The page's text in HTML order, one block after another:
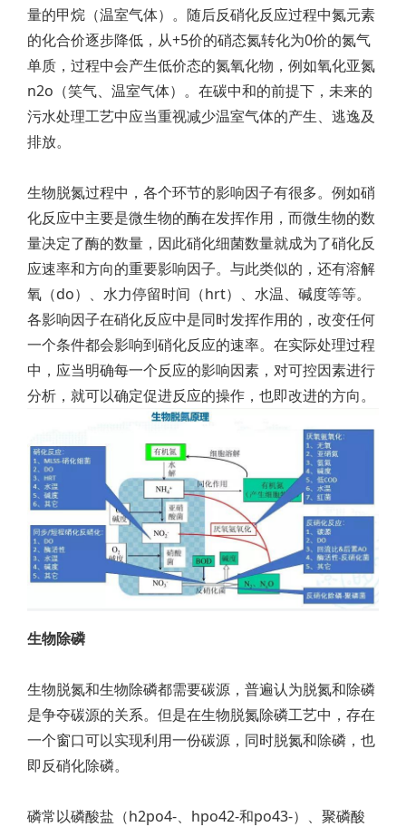
量的甲烷（温室气体）。随后反硝化反应过程中氮元素
的化合价逐步降低，从+5价的硝态氮转化为0价的氮气
单质，过程中会产生低价态的氮氧化物，例如氧化亚氮
n2o（笑气、温室气体）。在碳中和的前提下，未来的
污水处理工艺中应当重视减少温室气体的产生、逃逸及
排放。
生物脱氮过程中，各个环节的影响因子有很多。例如硝
化反应中主要是微生物的酶在发挥作用，而微生物的数
量决定了酶的数量，因此硝化细菌数量就成为了硝化反
应速率和方向的重要影响因子。与此类似的，还有溶解
氧（do）、水力停留时间（hrt）、水温、碱度等等。
各影响因子在硝化反应中是同时发挥作用的，改变任何
一个条件都会影响到硝化反应的速率。在实际处理过程
中，应当明确每一个反应的影响因素，对可控因素进行
分析，就可以确定促进反应的操作，也即改进的方向。
生物除磷
生物脱氮和生物除磷都需要碳源，普遍认为脱氮和除磷
是争夺碳源的关系。但是在生物脱氮除磷工艺中，存在
一个窗口可以实现利用一份碳源，同时脱氮和除磷，也
即反硝化除磷。
磷常以磷酸盐（h2po4-、hpo42-和po43-）、聚磷酸